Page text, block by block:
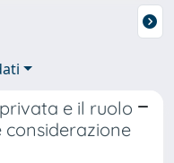
e il ruolo